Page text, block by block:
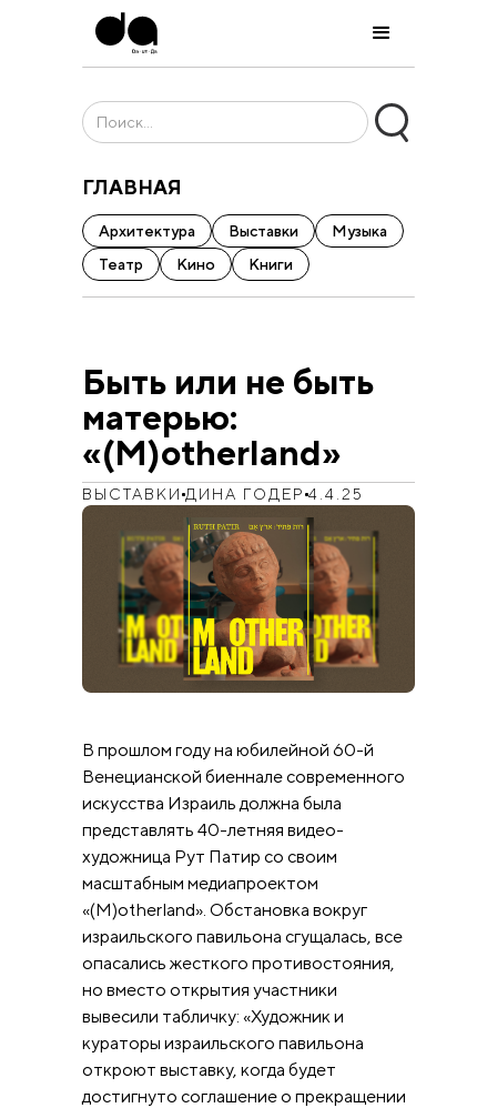
ГЛАВНАЯ
Архитектура Выставки
Музыка
Театр
Кино Книги
Быть или не быть
матерью:
«(M)otherland»
ВЫСТАВКИ ДИНА ГОДЕР 4.4.25
В прошлом году на юбилейной 60-й
Венецианской биеннале современного
искусства Израиль должна была
представлять 40-летняя видео-
художница Рут Патир со своим
масштабным медиапроектом
«(M)otherland». Обстановка вокруг
израильского павильона сгущалась, все
опасались жесткого противостояния,
но вместо открытия участники
вывесили табличку: «Художник и
кураторы израильского павильона
откроют выставку, когда будет
достигнуто соглашение о прекращении